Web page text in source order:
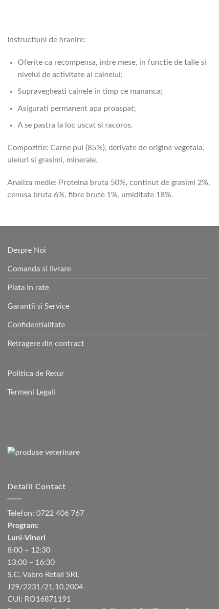
Instructiuni de hranire:
Oferite ca recompensa, intre mese, in functie de talie si
nivelul de activitate al cainelui;
Supravegheati cainele in timp ce mananca;
Asigurati permanent apa proaspat;
A se pastra la loc uscat si racoros.
Compozitie: Carne pui (85%), derivate de origine vegetala,
uleiuri si grasimi, minerale.
Analiza medie: Proteina bruta 50%, continut de grasimi 2%,
cenusa bruta 6%, fibre brute 1%, umiditate 18%.
Despre Noi
Comanda si livrare
Plata in rate
Garantii si Service
Confidentialitate
Retragere din contract
Politica de Retur
Termeni Legali
Detalii Contact
Telefon: 0722 406 767
Program:
Luni-Vineri
8:00 – 12:30
13:00 – 16:30
S.C. Vabro Retail SRL
J29/2231/21.10.2004
CUI: RO16871191